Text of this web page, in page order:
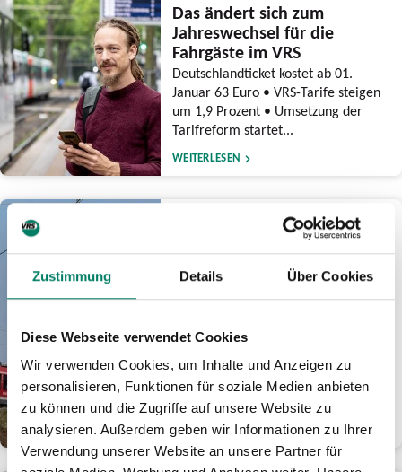
Zustimmung Details Über Cookies
Diese Webseite verwendet Cookies
Wir verwenden Cookies, um Inhalte und Anzeigen zu
personalisieren, Funktionen für soziale Medien anbieten
zu können und die Zugriffe auf unsere Website zu
analysieren. Außerdem geben wir Informationen zu Ihrer
Verwendung unserer Website an unsere Partner für
Das ändert sich zum
Jahreswechsel für die
Fahrgäste im VRS
Deutschlandticket kostet ab 01.
Januar 63 Euro • VRS-Tarife steigen
um 1,9 Prozent • Umsetzung der
Tarifreform startet...
WEITERLESEN
Zweite Bausperrung für
Elektronisches Stellwerk
Köln Hauptbahnhof: Bahn
plant nach intensiver
Arbeiten nach NRW-
Generalsanierungen • Terminierung
für geringstmögliche Auswirkungen
auf Fahrgäste rund um Bahnknoten...
WEITERLESEN